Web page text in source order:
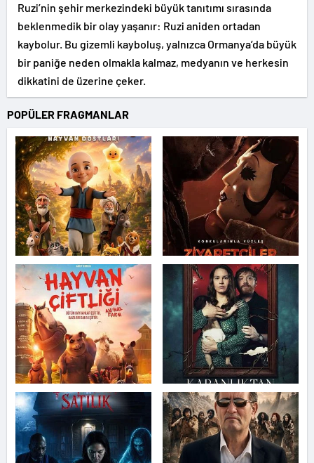
Ruzi’nin şehir merkezindeki büyük tanıtımı sırasında
beklenmedik bir olay yaşanır: Ruzi aniden ortadan
kaybolur. Bu gizemli kayboluş, yalnızca Ormanya’da büyük
bir paniğe neden olmakla kalmaz, medyanın ve herkesin
dikkatini de üzerine çeker.
POPÜLER FRAGMANLAR